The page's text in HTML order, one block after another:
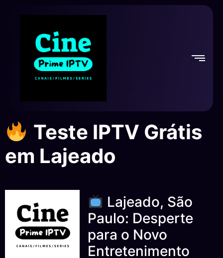
Teste IPTV Grátis
em Lajeado
Lajeado, São
Paulo: Desperte
para o Novo
Entretenimento